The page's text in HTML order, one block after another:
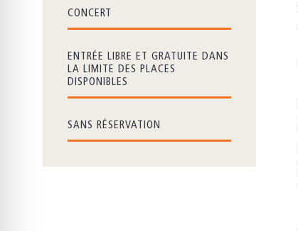
CONCERT
ENTRÉE LIBRE ET GRATUITE DANS
LA LIMITE DES PLACES
DISPONIBLES
SANS RÉSERVATION